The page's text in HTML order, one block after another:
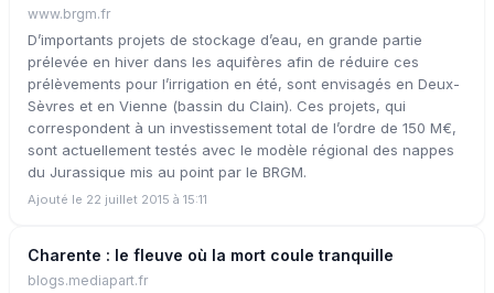
www.brgm.fr
D’importants projets de stockage d’eau, en grande partie
prélevée en hiver dans les aquifères afin de réduire ces
prélèvements pour l’irrigation en été, sont envisagés en Deux-
Sèvres et en Vienne (bassin du Clain). Ces projets, qui
correspondent à un investissement total de l’ordre de 150 M€,
sont actuellement testés avec le modèle régional des nappes
du Jurassique mis au point par le BRGM.
Ajouté le 22 juillet 2015 à 15:11
Charente : le fleuve où la mort coule tranquille
blogs.mediapart.fr